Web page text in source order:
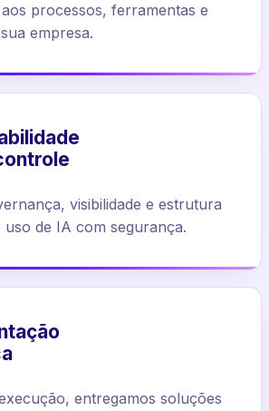
processos, ferramentas e
empresa.
visibilidade e estrutura
de IA com segurança.
entregamos soluções